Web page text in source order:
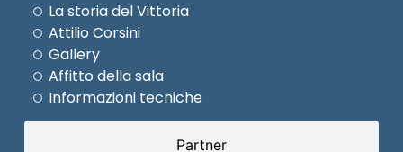
Partner
La storia del Vittoria
Attilio Corsini
Gallery
Affitto della sala
Informazioni tecniche